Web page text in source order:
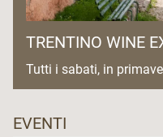
TRENTINO WINE
Tutti i sabati, in
EVENTI